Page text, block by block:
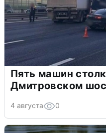
Пять машин
Дмитровском
4 августа 0